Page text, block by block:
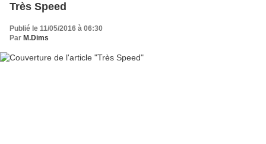
Très Speed
Publié le 11/05/2016 à 06:30
Par M.Dims